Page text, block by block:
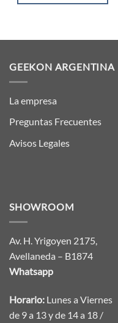
GEEKON ARGENTINA
La empresa
Preguntas Frecuentes
Avisos Legales
SHOWROOM
Av. H. Yrigoyen 2175,
Avellaneda – B1874
Whatsapp
Horario: Lunes a Viernes
de 9 a 13 y de 14 a 18 /